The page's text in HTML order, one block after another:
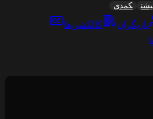
کمدی
بازیگران
کالکشن‌ها